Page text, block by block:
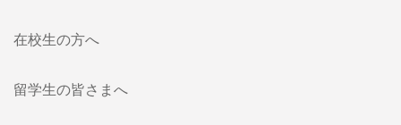
在校生の方へ
留学生の皆さまへ